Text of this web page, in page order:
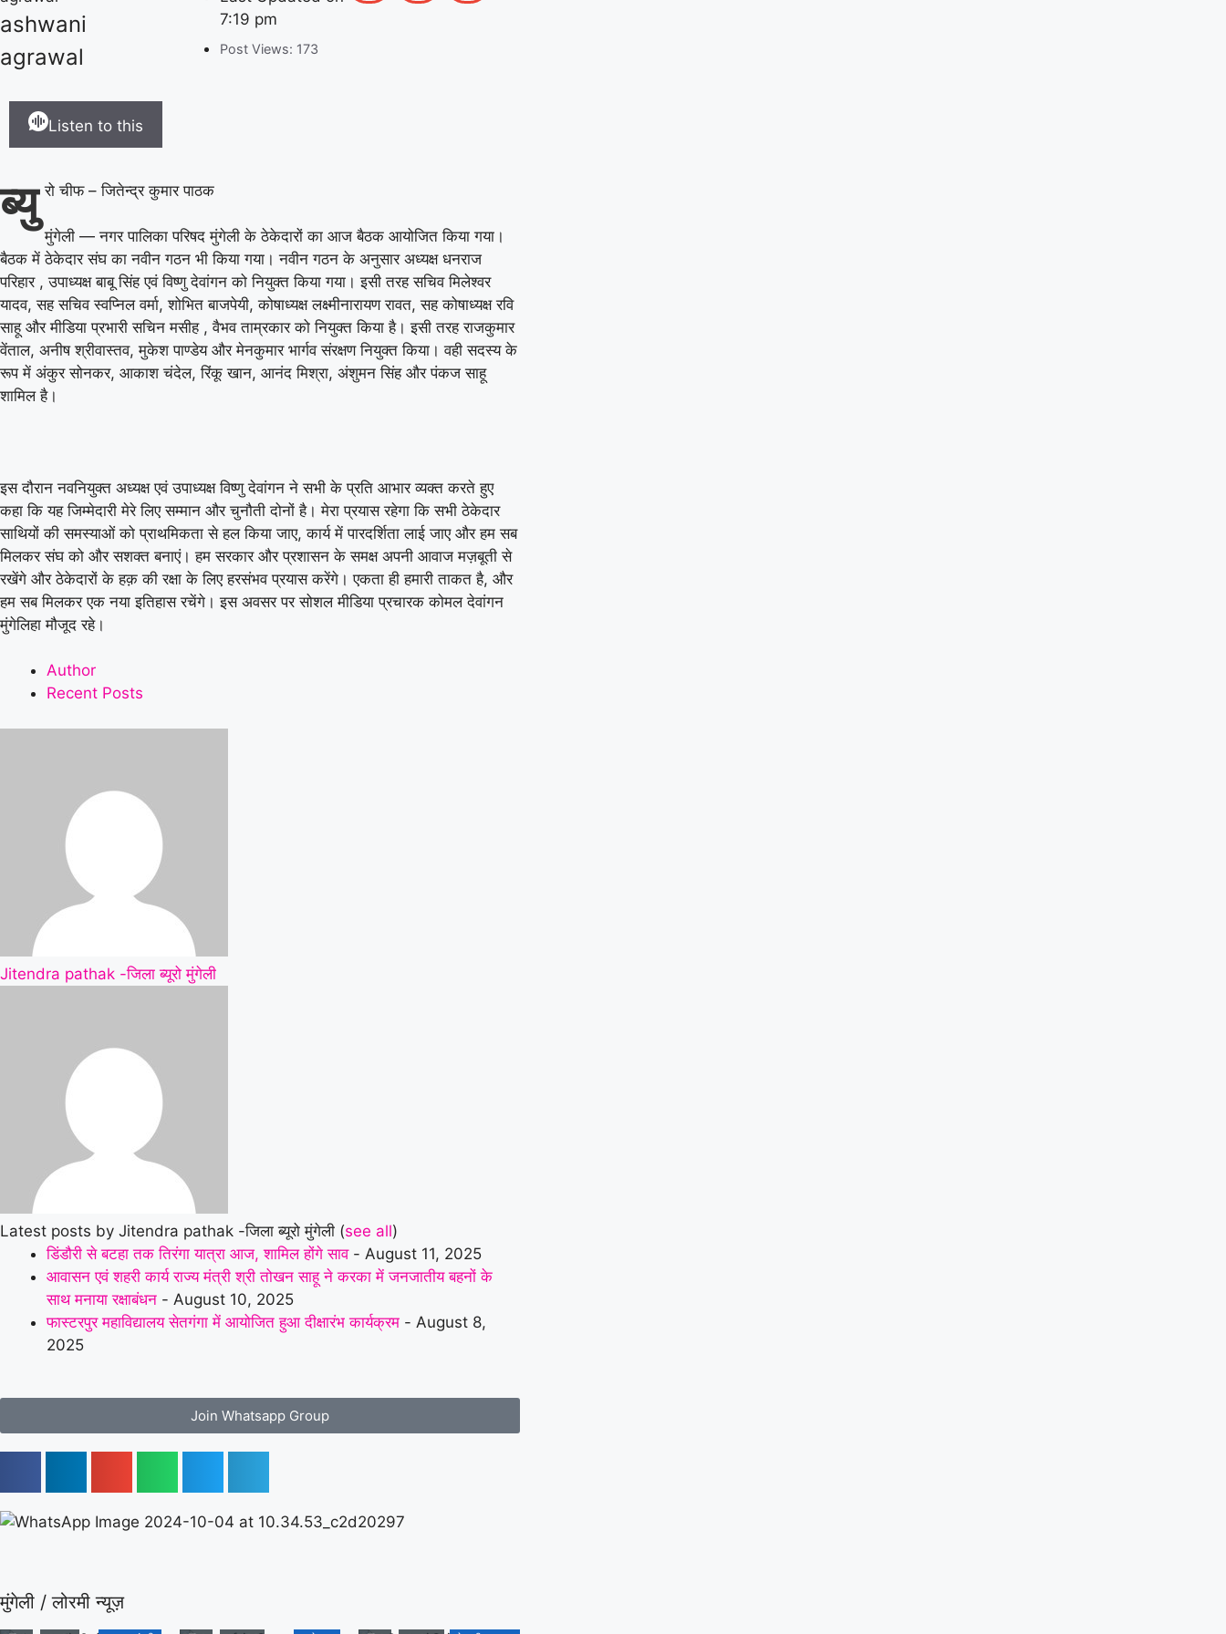
ashwani
agrawal
7:19 pm
Post Views: 173
Listen to this
ब्यु रो चीफ – जितेन्द्र कुमार पाठक
मुंगेली — नगर पालिका परिषद मुंगेली के ठेकेदारों का आज बैठक आयोजित किया गया।
बैठक में ठेकेदार संघ का नवीन गठन भी किया गया। नवीन गठन के अनुसार अध्यक्ष धनराज
परिहार , उपाध्यक्ष बाबू सिंह एवं विष्णु देवांगन को नियुक्त किया गया। इसी तरह सचिव मिलेश्वर
यादव, सह सचिव स्वप्निल वर्मा, शोभित बाजपेयी, कोषाध्यक्ष लक्ष्मीनारायण रावत, सह कोषाध्यक्ष रवि
साहू और मीडिया प्रभारी सचिन मसीह , वैभव ताम्रकार को नियुक्त किया है। इसी तरह राजकुमार
वेंताल, अनीष श्रीवास्तव, मुकेश पाण्डेय और मेनकुमार भार्गव संरक्षण नियुक्त किया। वही सदस्य के
रूप में अंकुर सोनकर, आकाश चंदेल, रिंकू खान, आनंद मिश्रा, अंशुमन सिंह और पंकज साहू
शामिल है।
इस दौरान नवनियुक्त अध्यक्ष एवं उपाध्यक्ष विष्णु देवांगन ने सभी के प्रति आभार व्यक्त करते हुए
कहा कि यह जिम्मेदारी मेरे लिए सम्मान और चुनौती दोनों है। मेरा प्रयास रहेगा कि सभी ठेकेदार
साथियों की समस्याओं को प्राथमिकता से हल किया जाए, कार्य में पारदर्शिता लाई जाए और हम सब
मिलकर संघ को और सशक्त बनाएं। हम सरकार और प्रशासन के समक्ष अपनी आवाज मज़बूती से
रखेंगे और ठेकेदारों के हक़ की रक्षा के लिए हरसंभव प्रयास करेंगे। एकता ही हमारी ताकत है, और
हम सब मिलकर एक नया इतिहास रचेंगे। इस अवसर पर सोशल मीडिया प्रचारक कोमल देवांगन
मुंगेलिहा मौजूद रहे।
Author
Recent Posts
Jitendra pathak -जिला ब्यूरो मुंगेली
Latest posts by Jitendra pathak -जिला ब्यूरो मुंगेली (see all)
डिंडौरी से बटहा तक तिरंगा यात्रा आज, शामिल होंगे साव- August 11, 2025
आवासन एवं शहरी कार्य राज्य मंत्री श्री तोखन साहू ने करका में जनजातीय बहनों के
साथ मनाया रक्षाबंधन - August 10, 2025
फास्टरपुर महाविद्यालय सेतगंगा में आयोजित हुआ दीक्षारंभ कार्यक्रम - August 8,
2025
Join Whatsapp Group
मुंगेली / लोरमी न्यूज़